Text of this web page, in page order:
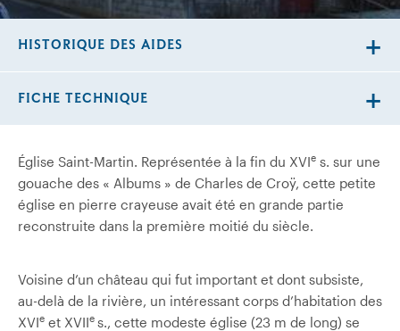
Église Saint-Martin. Représentée à la fin du XVIe s. sur une
gouache des « Albums » de Charles de Croÿ, cette petite
église en pierre crayeuse avait été en grande partie
reconstruite dans la première moitié du siècle.
Voisine d’un château qui fut important et dont subsiste,
au-delà de la rivière, un intéressant corps d’habitation des
XVIe et XVIIe s., cette modeste église (23 m de long) se
HISTORIQUE DES AIDES
FICHE TECHNIQUE